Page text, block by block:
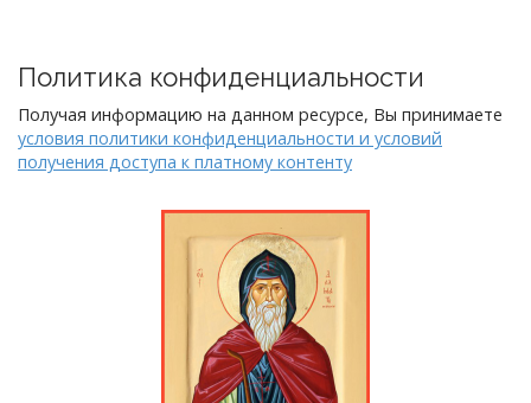
Политика конфиденциальности
Получая информацию на данном ресурсе, Вы принимаете
условия политики конфиденциальности и условий
получения доступа к платному контенту